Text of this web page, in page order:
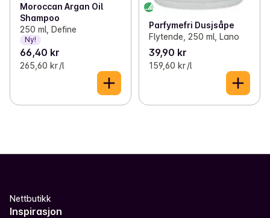
Moroccan Argan Oil
Shampoo
250 ml, Define
Ny!
66,40 kr
265,60 kr /l
Parfymefri Dusjsåpe
Flytende, 250 ml, Lano
39,90 kr
159,60 kr /l
Nettbutikk
Inspirasjon